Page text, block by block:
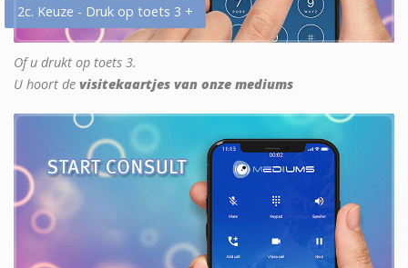
2c. Keuze - Druk op toets 3 +
Of u drukt op toets 3.
U hoort de visitekaartjes van onze mediums